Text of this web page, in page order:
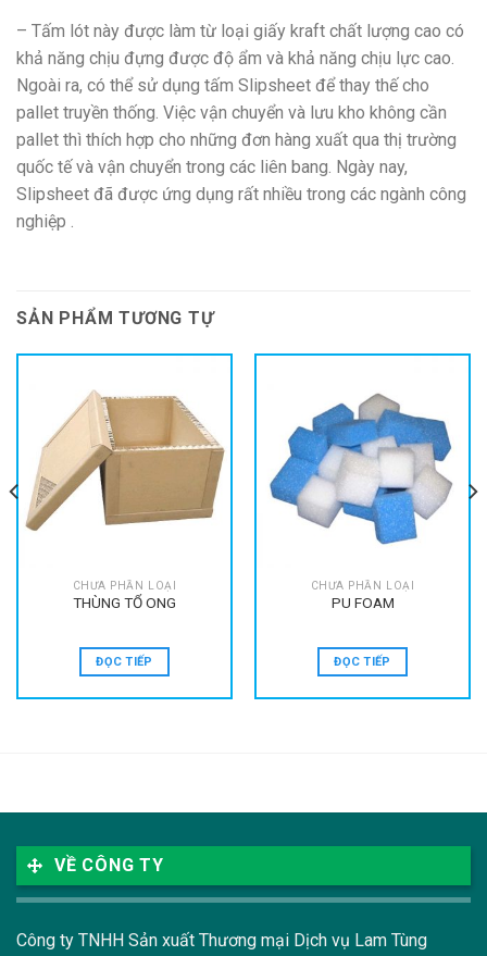
– Tấm lót này được làm từ loại giấy kraft chất lượng cao có
khả năng chịu đựng được độ ẩm và khả năng chịu lực cao.
Ngoài ra, có thể sử dụng tấm Slipsheet để thay thế cho
pallet truyền thống. Việc vận chuyển và lưu kho không cần
pallet thì thích hợp cho những đơn hàng xuất qua thị trường
quốc tế và vận chuyển trong các liên bang. Ngày nay,
Slipsheet đã được ứng dụng rất nhiều trong các ngành công
nghiệp .
SẢN PHẨM TƯƠNG TỰ
CHƯA PHẦN LOẠI
THÙNG TỔ ONG
ĐỌC TIẾP
CHƯA PHẦN LOẠI
PU FOAM
ĐỌC TIẾP
VỀ CÔNG TY
Công ty TNHH Sản xuất Thương mại Dịch vụ Lam Tùng